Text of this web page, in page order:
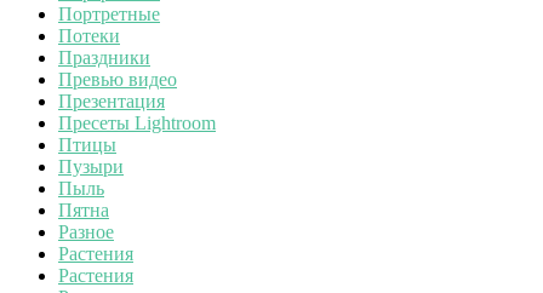
Портретные
Потеки
Праздники
Превью видео
Презентация
Пресеты Lightroom
Птицы
Пузыри
Пыль
Пятна
Разное
Растения
Растения